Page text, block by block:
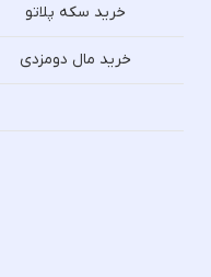
خرید سکه پلاتو
خرید مال دومزدی